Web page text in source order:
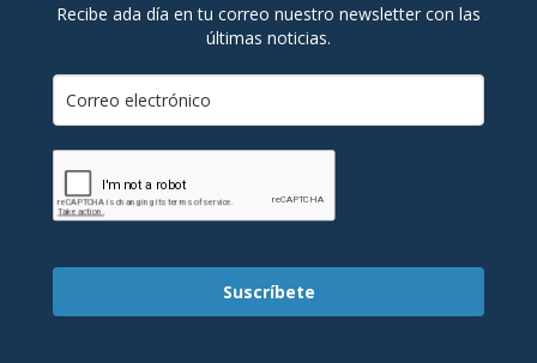
Recibe ada día en tu correo nuestro newsletter con las
últimas noticias.
Suscríbete